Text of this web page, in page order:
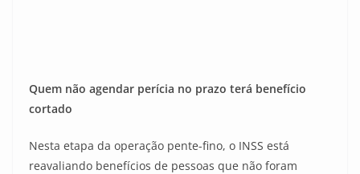
Quem não agendar perícia no prazo terá benefício
cortado
Nesta etapa da operação pente-fino, o INSS está
reavaliando benefícios de pessoas que não foram